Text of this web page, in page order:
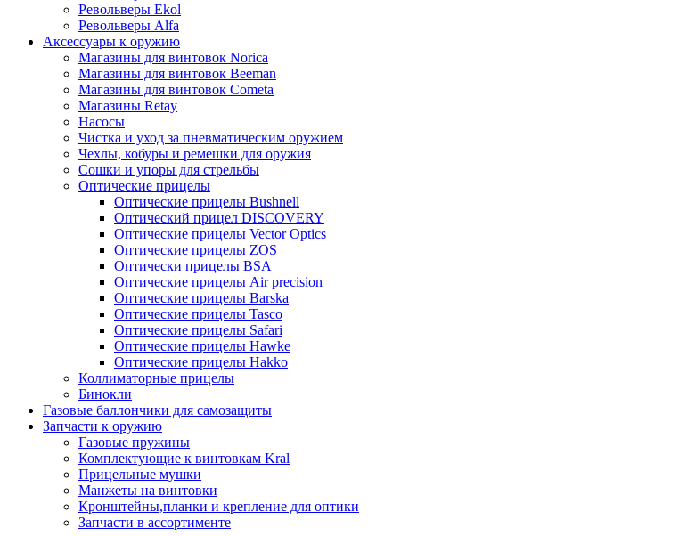
Револьверы Ekol
Револьверы Alfa
Аксессуары к оружию
Магазины для винтовок Norica
Магазины для винтовок Beeman
Магазины для винтовок Cometa
Магазины Retay
Насосы
Чистка и уход за пневматическим оружием
Чехлы, кобуры и ремешки для оружия
Сошки и упоры для стрельбы
Оптические прицелы
Оптические прицелы Bushnell
Оптический прицел DISCOVERY
Оптические прицелы Vector Optics
Оптические прицелы ZOS
Оптически прицелы BSA
Оптические прицелы Air precision
Оптические прицелы Barska
Оптические прицелы Tasco
Оптические прицелы Safari
Оптические прицелы Hawke
Оптические прицелы Hakko
Коллиматорные прицелы
Бинокли
Газовые баллончики для самозащиты
Запчасти к оружию
Газовые пружины
Комплектующие к винтовкам Kral
Прицельные мушки
Манжеты на винтовки
Кронштейны,планки и крепление для оптики
Запчасти в ассортименте